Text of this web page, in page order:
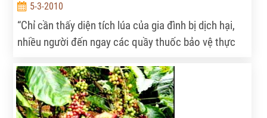
5-3-2010
“Chỉ cần thấy diện tích lúa của gia đình bị dịch hại,
nhiều người đến ngay các quầy thuốc bảo vệ thực
phun trị bệnh cho lúa.